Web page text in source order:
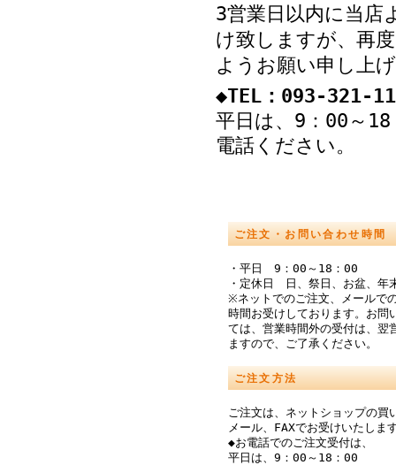
3営業日以内に当店
け致しますが、再
ようお願い申し上
◆TEL：093-321-
平日は、9：00～
電話ください。
ご注文・お問い合わせ時間
・平日 9：00～18：00
・定休日 日、祭日、お盆、年
※ネットでのご注文、メールで
時間お受けしております。お問
ては、営業時間外の受付は、翌
ますので、ご了承ください。
ご注文方法
ご注文は、ネットショップの買
メール、FAXでお受けいたしま
◆お電話でのご注文受付は、
平日は、9：00～18：00